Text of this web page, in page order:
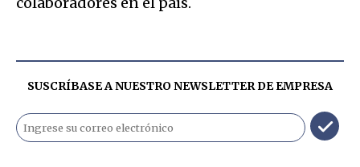
SUSCRÍBASE A NUESTRO NEWSLETTER DEEMPRESA